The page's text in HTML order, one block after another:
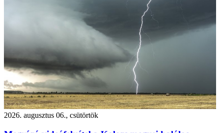
2026. augusztus 06., csütörtök